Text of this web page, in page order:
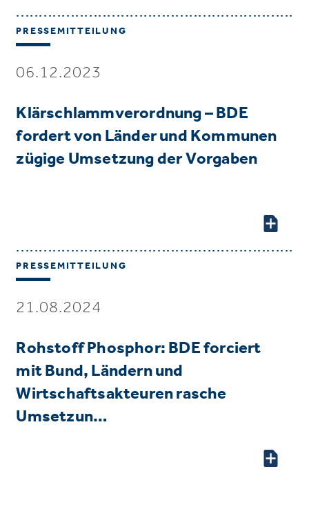
PRESSEMITTEILUNG
06.12.2023
Klärschlammverordnung – BDE
fordert von Länder und Kommunen
zügige Umsetzung der Vorgaben
PRESSEMITTEILUNG
21.08.2024
Rohstoff Phosphor: BDE forciert
mit Bund, Ländern und
Wirtschaftsakteuren rasche
Umsetzun…